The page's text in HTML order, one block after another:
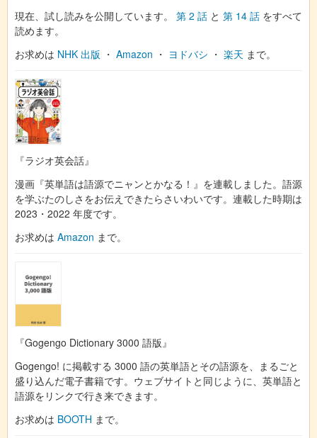
現在、試し読みを公開しています。 第 2 話 と 第 14 話 をすべて
読めます。
お求めは NHK 出版 ・ Amazon ・ ヨドバシ ・ 楽天 まで。
『ラジオ英会話』
漫画『英単語は語源でニャンとかなる！』を連載しました。語源
を学ぶたのしさをお伝えできたらさいわいです。連載した時期は
2023・2022 年度です。
お求めは Amazon まで。
『Gogengo Dictionary 3000 語版』
Gogengo! に掲載する 3000 語の英単語とその語源を、まるごと
盛り込んだ電子書籍です。ウェブサイトと同じように、英単語と
語源をリンクで行き来できます。
お求めは BOOTH まで。